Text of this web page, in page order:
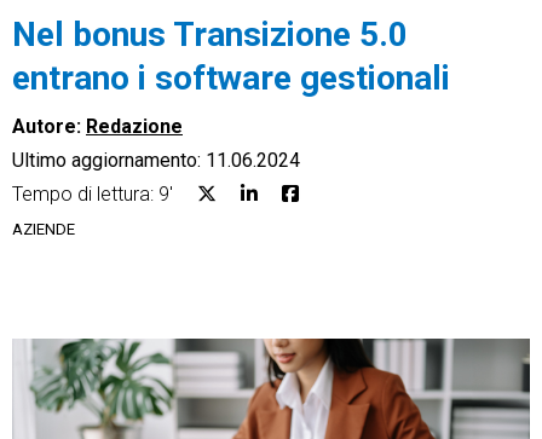
Email Marketing
Fatturazione
Nel bonus Transizione 5.0
entrano i software gestionali
Autore: Redazione
Ultimo aggiornamento: 11.06.2024
Tempo di lettura: 9'
AZIENDE